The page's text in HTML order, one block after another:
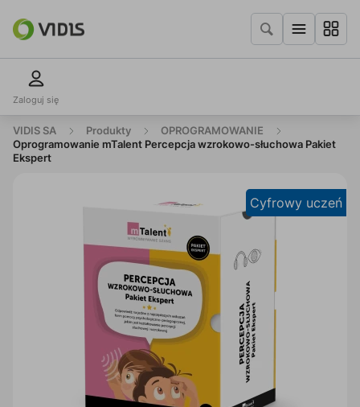
Zaloguj się
VIDIS SA Produkty
OPROGRAMOWANIE
Oprogramowanie mTalent Percepcja wzrokowo-słuchowa Pakiet
Ekspert
Cyfrowy uczeń